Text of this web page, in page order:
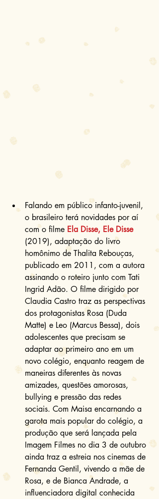
Falando em público infanto-juvenil,
o brasileiro terá novidades por aí
com o filme Ela Disse, Ele Disse
(2019), adaptação do livro
homônimo de Thalita Rebouças,
publicado em 2011, com a autora
assinando o roteiro junto com Tati
Ingrid Adão. O filme dirigido por
Claudia Castro traz as perspectivas
dos protagonistas Rosa (Duda
Matte) e Leo (Marcus Bessa), dois
adolescentes que precisam se
adaptar ao primeiro ano em um
novo colégio, enquanto reagem de
maneiras diferentes às novas
amizades, questões amorosas,
bullying e pressão das redes
sociais. Com Maisa encarnando a
garota mais popular do colégio, a
produção que será lançada pela
Imagem Filmes no dia 3 de outubro
ainda traz a estreia nos cinemas de
Fernanda Gentil, vivendo a mãe de
Rosa, e de Bianca Andrade, a
influenciadora digital conhecida